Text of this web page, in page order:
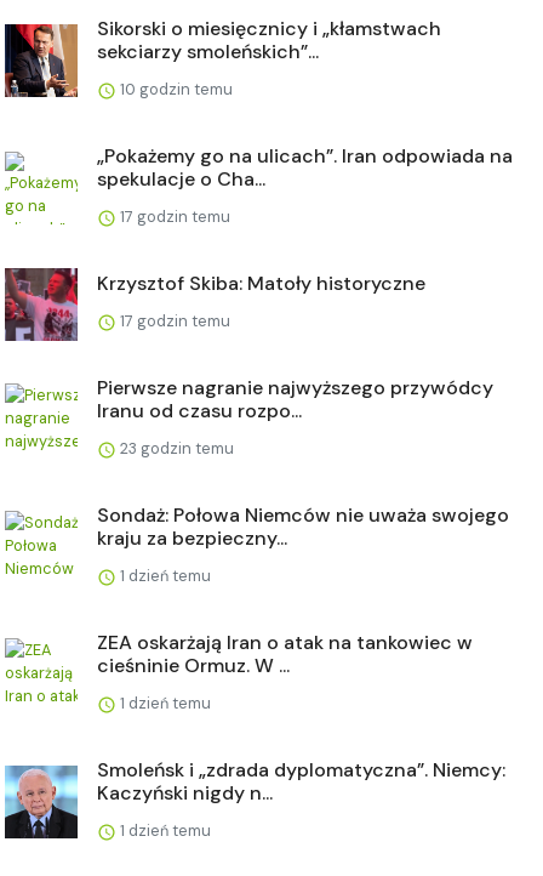
Sikorski o miesięcznicy i „kłamstwach
sekciarzy smoleńskich”...
10 godzin temu
„Pokażemy go na ulicach”. Iran odpowiada na
spekulacje o Cha...
17 godzin temu
Krzysztof Skiba: Matoły historyczne
17 godzin temu
Pierwsze nagranie najwyższego przywódcy
Iranu od czasu rozpo...
23 godzin temu
Sondaż: Połowa Niemców nie uważa swojego
kraju za bezpieczny...
1 dzień temu
ZEA oskarżają Iran o atak na tankowiec w
cieśninie Ormuz. W ...
1 dzień temu
Smoleńsk i „zdrada dyplomatyczna”. Niemcy:
Kaczyński nigdy n...
1 dzień temu